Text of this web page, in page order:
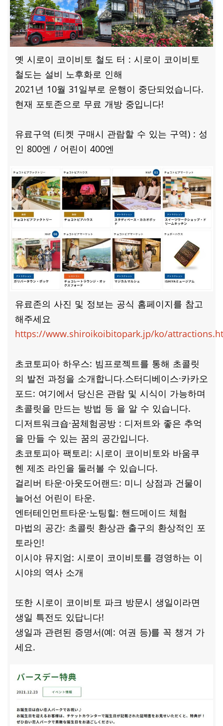
옛 시로이 코이비토 철도 터 : 시로이 코이비토
철도는 설비 노후화로 인해
2021년 10월 31일부로 운행이 중단되었습니다.
현재 포토존으로 무료 개방 중입니다!
유료구역 (티켓 구매시 관람할 수 있는 구역) : 성
인 800엔 / 어린이 400엔
유료존의 사진 및 정보는 공식 홈페이지를 참고
해주세요
https://www.shiroikoibitopark.jp/ko/
초코토피아 하우스: 빔프로젝트를 통해 초콜릿
의 발전 과정을 소개합니다.스터디베이스·카카오
포드: 여기에서 당신은 관람 및 시식이 가능하며
초콜릿을 만드는 방법 등 을 알 수 있습니다.
디저트워크숍·꿈체험공방 : 디저트와 좋은 추억
을 만들 수 있는 꿈의 공간입니다.
초코토피아 팩토리: 시로이 코이비토와 바움쿠
헨 제조 라인을 둘러볼 수 있습니다.
걸리버 타운·아웃도어랜드: 미니 상점과 건물이
늘어선 어린이 타운.
엔터테인먼트타운·노팅힐: 핸드메이드 체험
마법의 공간: 초콜릿 환상관 출구의 환상적인 포
토라인!
이시야 뮤지엄: 시로이 코이비토를 경영하는 이
시야의 역사 소개
또한 시로이 코이비토 파크 방문시 생일이라면
생일 특전도 있답니다!
생일과 관련된 증명서(예: 여권 등)를 꼭 챙겨 가
세요.